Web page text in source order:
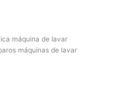
máquina de lavar
máquinas de lavar